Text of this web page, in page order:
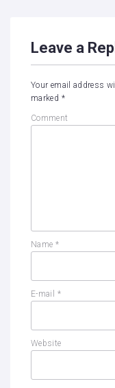
Leave a
Your email address
marked *
Comment
Name *
E-mail *
Website